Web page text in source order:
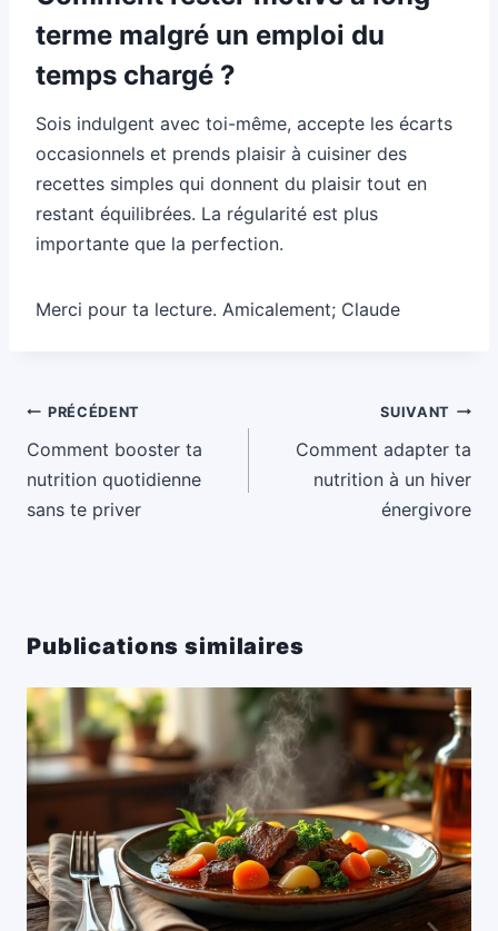
terme malgré un emploi du
temps chargé ?
Sois indulgent avec toi-même, accepte les écarts
occasionnels et prends plaisir à cuisiner des
recettes simples qui donnent du plaisir tout en
restant équilibrées. La régularité est plus
importante que la perfection.
Merci pour ta lecture. Amicalement; Claude
Navigation
de
l’article
PRÉCÉDENT
Comment booster ta
nutrition quotidienne
sans te priver
SUIVANT
Comment adapter ta
nutrition à un hiver
énergivore
Publications similaires